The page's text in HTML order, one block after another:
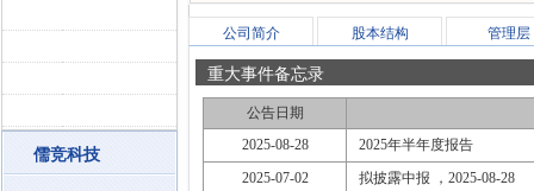
儒竞科技
公司简介 股本结构 管理层
重大事件备忘录
公告日期
2025-08-28
2025年半年度报告
2025-07-02
拟披露中报 ，2025-08-28